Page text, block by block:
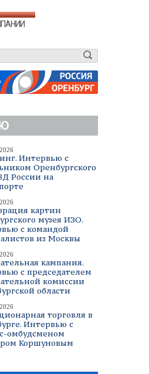
Интервью с
Оренбургского
России на
картин
музея ИЗО.
с командой
из Москвы
кампания.
с председателем
комиссии
области
торговля в
Интервью с
омбудсменом
Коршуновым